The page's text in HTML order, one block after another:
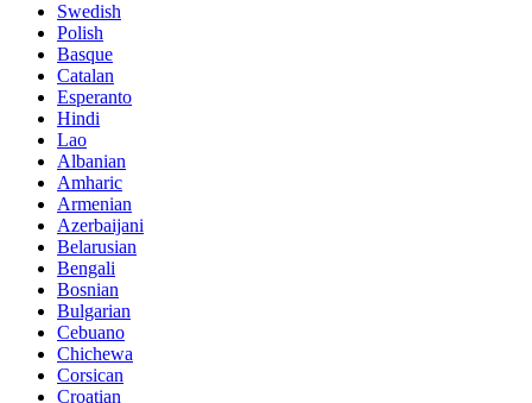
Swedish
Polish
Basque
Catalan
Esperanto
Hindi
Lao
Albanian
Amharic
Armenian
Azerbaijani
Belarusian
Bengali
Bosnian
Bulgarian
Cebuano
Chichewa
Corsican
Croatian